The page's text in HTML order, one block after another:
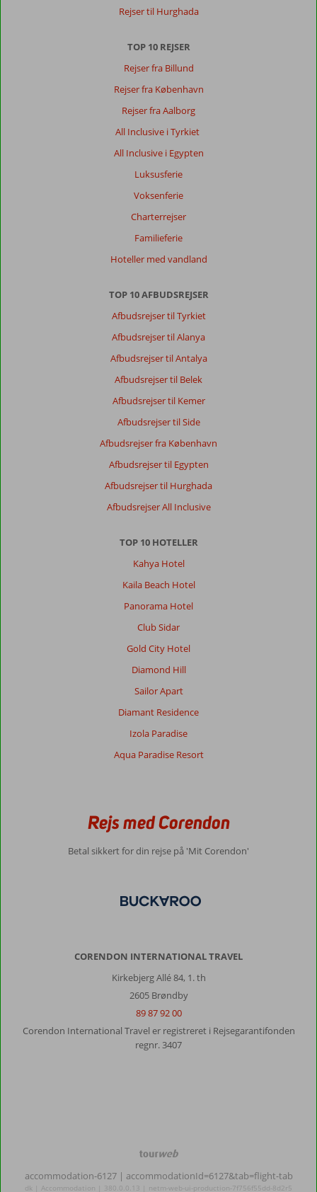
Rejser til Hurghada
TOP 10 REJSER
Rejser fra Billund
Rejser fra København
Rejser fra Aalborg
All Inclusive i Tyrkiet
All Inclusive i Egypten
Luksusferie
Voksenferie
Charterrejser
Familieferie
Hoteller med vandland
TOP 10 AFBUDSREJSER
Afbudsrejser til Tyrkiet
Afbudsrejser til Alanya
Afbudsrejser til Antalya
Afbudsrejser til Belek
Afbudsrejser til Kemer
Afbudsrejser til Side
Afbudsrejser fra København
Afbudsrejser til Egypten
Afbudsrejser til Hurghada
Afbudsrejser All Inclusive
TOP 10 HOTELLER
Kahya Hotel
Kaila Beach Hotel
Panorama Hotel
Club Sidar
Gold City Hotel
Diamond Hill
Sailor Apart
Diamant Residence
Izola Paradise
Aqua Paradise Resort
Rejs med Corendon
Betal sikkert for din rejse på 'Mit Corendon'
CORENDON INTERNATIONAL TRAVEL
Kirkebjerg Allé 84, 1. th
2605 Brøndby
89 87 92 00
Corendon International Travel er registreret i Rejsegarantifonden
regnr. 3407
TourWeb
NetMatch
accommodation-6127 | accommodationId=6127&tab=flight-tab
dk | Accommodation | 380.0.0.13 | netm-web-ui-production-7f756f55dd-8d2r5